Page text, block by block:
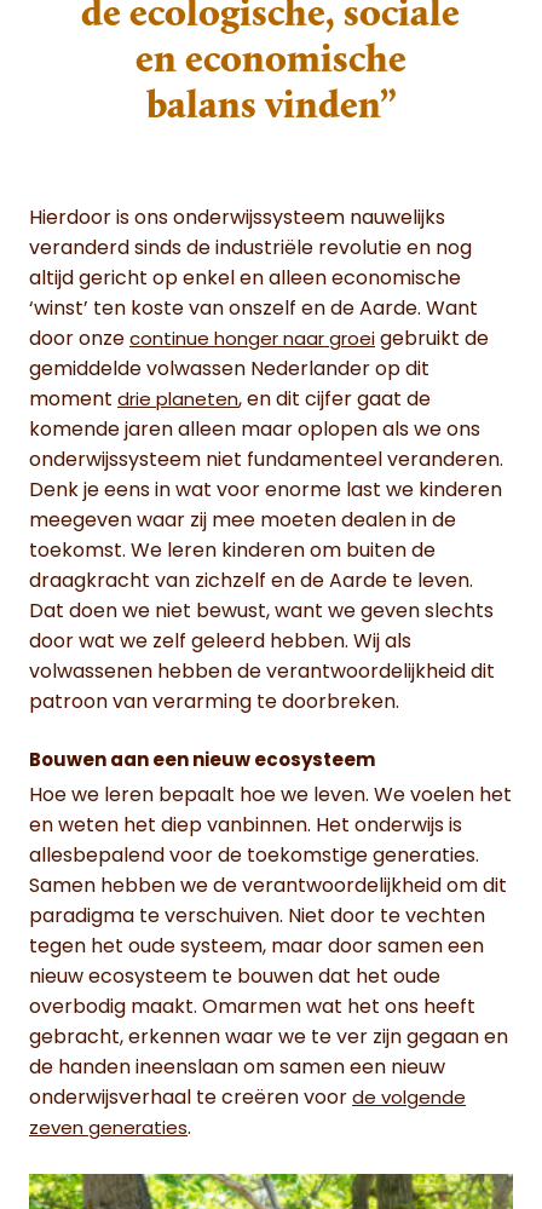
de ecologische, sociale
en economische
balans vinden”
Hierdoor is ons onderwijssysteem nauwelijks
veranderd sinds de industriële revolutie en nog
altijd gericht op enkel en alleen economische
‘winst’ ten koste van onszelf en de Aarde. Want
door onze continue honger naar groei gebruikt de
gemiddelde volwassen Nederlander op dit
moment drie planeten, en dit cijfer gaat de
komende jaren alleen maar oplopen als we ons
onderwijssysteem niet fundamenteel veranderen.
Denk je eens in wat voor enorme last we kinderen
meegeven waar zij mee moeten dealen in de
toekomst. We leren kinderen om buiten de
draagkracht van zichzelf en de Aarde te leven.
Dat doen we niet bewust, want we geven slechts
door wat we zelf geleerd hebben. Wij als
volwassenen hebben de verantwoordelijkheid dit
patroon van verarming te doorbreken.
Bouwen aan een nieuw ecosysteem
Hoe we leren bepaalt hoe we leven. We voelen het
en weten het diep vanbinnen. Het onderwijs is
allesbepalend voor de toekomstige generaties.
Samen hebben we de verantwoordelijkheid om dit
paradigma te verschuiven. Niet door te vechten
tegen het oude systeem, maar door samen een
nieuw ecosysteem te bouwen dat het oude
overbodig maakt. Omarmen wat het ons heeft
gebracht, erkennen waar we te ver zijn gegaan en
de handen ineenslaan om samen een nieuw
onderwijsverhaal te creëren voor de volgende
zeven generaties.